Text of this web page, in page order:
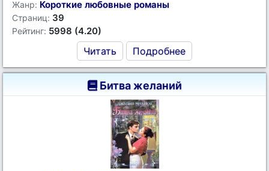
Жанр: Короткие любовные романы
Страниц: 39
Рейтинг: 5998 (4.20)
Читать Подробнее
Битва желаний